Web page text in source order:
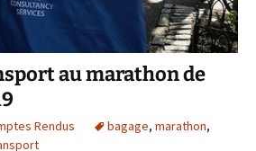
au marathon de
Rendus bagage, marathon,